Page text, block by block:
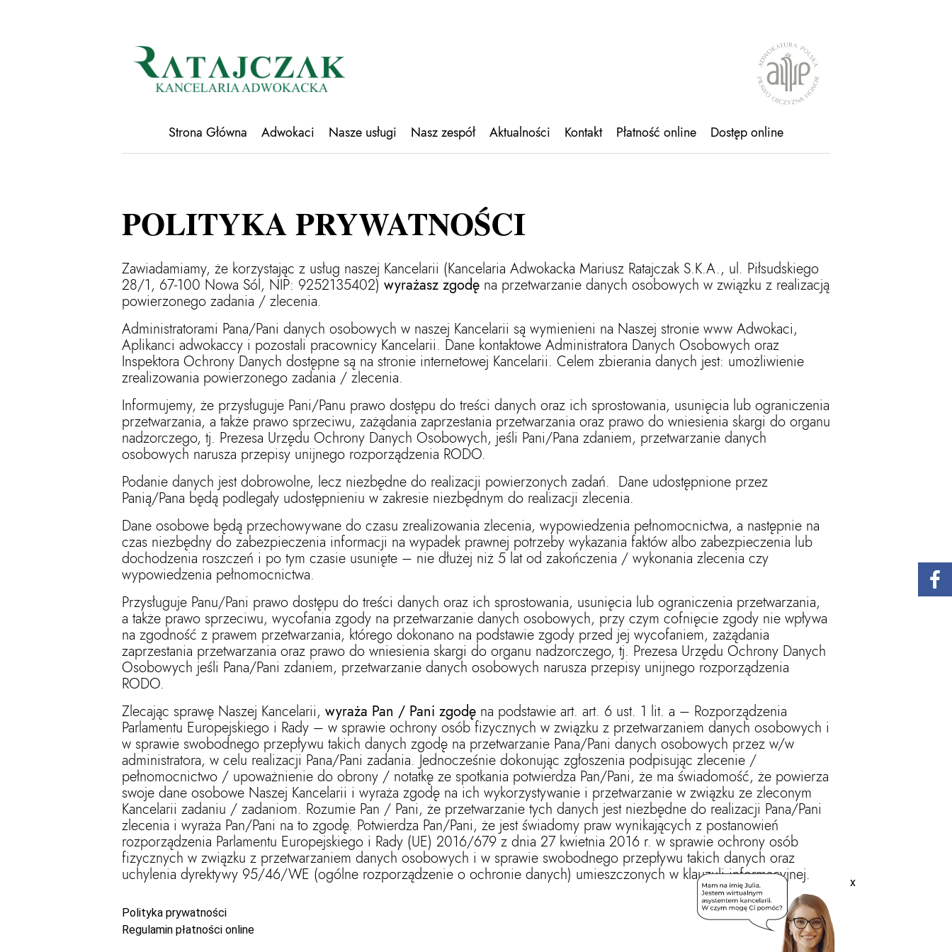
x
Strona Główna Adwokaci Nasze usługi Nasz zespół Aktualności Kontakt Płatność online Dostęp online
POLITYKA PRYWATNOŚCI
Zawiadamiamy, że korzystając z usług naszej Kancelarii (Kancelaria Adwokacka Mariusz Ratajczak S.K.A., ul. Piłsudskiego
28/1, 67-100 Nowa Sól, NIP: 9252135402) wyrażasz zgodę na przetwarzanie danych osobowych w związku z realizacją
powierzonego zadania / zlecenia.
Administratorami Pana/Pani danych osobowych w naszej Kancelarii są wymienieni na Naszej stronie www Adwokaci,
Aplikanci adwokaccy i pozostali pracownicy Kancelarii. Dane kontaktowe Administratora Danych Osobowych oraz
Inspektora Ochrony Danych dostępne są na stronie internetowej Kancelarii. Celem zbierania danych jest: umożliwienie
zrealizowania powierzonego zadania / zlecenia.
Informujemy, że przysługuje Pani/Panu prawo dostępu do treści danych oraz ich sprostowania, usunięcia lub ograniczenia
przetwarzania, a także prawo sprzeciwu, zażądania zaprzestania przetwarzania oraz prawo do wniesienia skargi do organu
nadzorczego, tj. Prezesa Urzędu Ochrony Danych Osobowych, jeśli Pani/Pana zdaniem, przetwarzanie danych
osobowych narusza przepisy unijnego rozporządzenia RODO.
Podanie danych jest dobrowolne, lecz niezbędne do realizacji powierzonych zadań. Dane udostępnione przez
Panią/Pana będą podlegały udostępnieniu w zakresie niezbędnym do realizacji zlecenia.
Dane osobowe będą przechowywane do czasu zrealizowania zlecenia, wypowiedzenia pełnomocnictwa, a następnie na
czas niezbędny do zabezpieczenia informacji na wypadek prawnej potrzeby wykazania faktów albo zabezpieczenia lub
dochodzenia roszczeń i po tym czasie usunięte – nie dłużej niż 5 lat od zakończenia / wykonania zlecenia czy
wypowiedzenia pełnomocnictwa.
Przysługuje Panu/Pani prawo dostępu do treści danych oraz ich sprostowania, usunięcia lub ograniczenia przetwarzania,
a także prawo sprzeciwu, wycofania zgody na przetwarzanie danych osobowych, przy czym cofnięcie zgody nie wpływa
na zgodność z prawem przetwarzania, którego dokonano na podstawie zgody przed jej wycofaniem, zażądania
zaprzestania przetwarzania oraz prawo do wniesienia skargi do organu nadzorczego, tj. Prezesa Urzędu Ochrony Danych
Osobowych jeśli Pana/Pani zdaniem, przetwarzanie danych osobowych narusza przepisy unijnego rozporządzenia
RODO.
Zlecając sprawę Naszej Kancelarii, wyraża Pan / Pani zgodę na podstawie art. art. 6 ust. 1 lit. a – Rozporządzenia
Parlamentu Europejskiego i Rady – w sprawie ochrony osób fizycznych w związku z przetwarzaniem danych osobowych i
w sprawie swobodnego przepływu takich danych zgodę na przetwarzanie Pana/Pani danych osobowych przez w/w
administratora, w celu realizacji Pana/Pani zadania. Jednocześnie dokonując zgłoszenia podpisując zlecenie /
pełnomocnictwo / upoważnienie do obrony / notatkę ze spotkania potwierdza Pan/Pani, że ma świadomość, że powierza
swoje dane osobowe Naszej Kancelarii i wyraża zgodę na ich wykorzystywanie i przetwarzanie w związku ze zleconym
Kancelarii zadaniu / zadaniom. Rozumie Pan / Pani, że przetwarzanie tych danych jest niezbędne do realizacji Pana/Pani
zlecenia i wyraża Pan/Pani na to zgodę. Potwierdza Pan/Pani, że jest świadomy praw wynikających z postanowień
rozporządzenia Parlamentu Europejskiego i Rady (UE) 2016/679 z dnia 27 kwietnia 2016 r. w sprawie ochrony osób
fizycznych w związku z przetwarzaniem danych osobowych i w sprawie swobodnego przepływu takich danych oraz
uchylenia dyrektywy 95/46/WE (ogólne rozporządzenie o ochronie danych) umieszczonych w klauzuli informacyjnej.
Polityka prywatności
Regulamin płatności online